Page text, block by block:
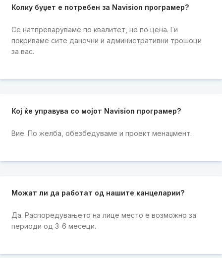
Колку буџет е потребен за Navision програмер?
Се натпреваруваме по квалитет, не по цена. Ги
покриваме сите даночни и административни трошоци
за вас.
Кој ќе управува со мојот Navision програмер?
Вие. По желба, обезбедуваме и проект менаџмент.
Можат ли да работат од нашите канцеларии?
Да. Распоредувањето на лице место е возможно за
периоди од 3-6 месеци.